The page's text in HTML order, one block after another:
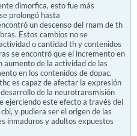
dimorfica, esto fue más
prolongó hasta
un descenso del rnam de th
Estos cambios no se
o cantidad th y contenidos
se encontró que el incremento en
aumento de la actividad de las
en los contenidos de dopac.
es capaz de afectar la expresión
de la neurotransmisión
ejerciendo este efecto a través del
y pudiera ser el origen de las
inmaduros y adultos expuestos